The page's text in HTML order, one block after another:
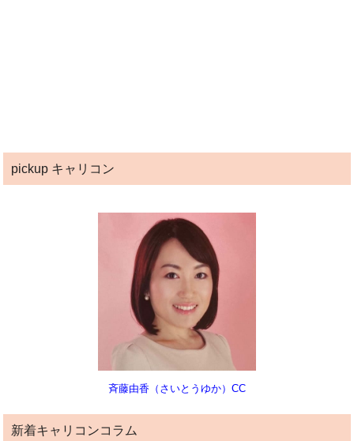
pickup キャリコン
斉藤由香（さいとうゆか）CC
新着キャリコンコラム